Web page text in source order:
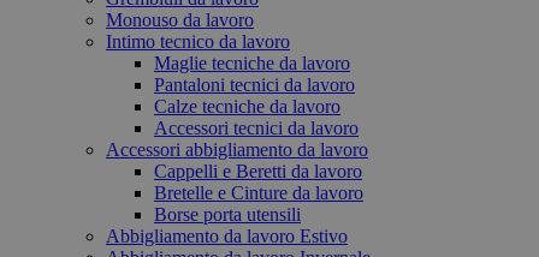
Monouso da lavoro
Intimo tecnico da lavoro
Maglie tecniche da lavoro
Pantaloni tecnici da lavoro
Calze tecniche da lavoro
Accessori tecnici da lavoro
Accessori abbigliamento da lavoro
Cappelli e Beretti da lavoro
Bretelle e Cinture da lavoro
Borse porta utensili
Abbigliamento da lavoro Estivo